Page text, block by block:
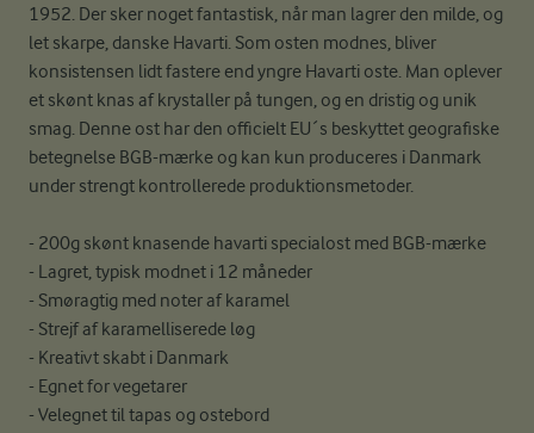
1952. Der sker noget fantastisk, når man lagrer den milde, og
let skarpe, danske Havarti. Som osten modnes, bliver
konsistensen lidt fastere end yngre Havarti oste. Man oplever
et skønt knas af krystaller på tungen, og en dristig og unik
smag. Denne ost har den officielt EU´s beskyttet geografiske
betegnelse BGB-mærke og kan kun produceres i Danmark
under strengt kontrollerede produktionsmetoder.
- 200g skønt knasende havarti specialost med BGB-mærke
- Lagret, typisk modnet i 12 måneder
- Smøragtig med noter af karamel
- Strejf af karamelliserede løg
- Kreativt skabt i Danmark
- Egnet for vegetarer
- Velegnet til tapas og ostebord